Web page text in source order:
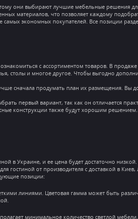
они выбирают лучшие мебельные решения
материалов, что позволяет каждому
самых экономных покупателей. Все позиции
с ассортиментом товаров. В
столы и многое другое. Чтобы выгодно
сначала продумать план их размещения.
первый вариант, так как он отличается
конструкции также будут хорошим
в Украине, и ее цена будет достаточно
от производителя с доставкой в
позиции:
линиями. Цветовая гамма может быть
минимальное количество светлой